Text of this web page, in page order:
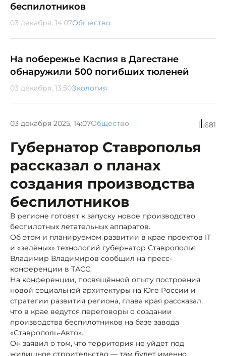
беспилотников
03 декабря, 14:07Общество
На побережье Каспия в Дагестане
обнаружили 500 погибших тюленей
03 декабря, 13:50Экология
03 декабря 2025, 14:07Общество 681
Губернатор Ставрополья
рассказал о планах
создания производства
беспилотников
В регионе готовят к запуску новое производство
беспилотных летательных аппаратов.
Об этом и планируемом развитии в крае проектов IT
и «зелёных» технологий губернатор Ставрополья
Владимир Владимиров сообщил на пресс-
конференции в ТАСС.
На конференции, посвящённой опыту построения
новой социальной архитектуры на Юге России и
стратегии развития региона, глава края рассказал,
что в крае ведутся переговоры о создании
производства беспилотников на базе завода
«Ставрополь-Авто».
Он заявил о том, что территория не уйдет под
жилищное строительство — там будет именно